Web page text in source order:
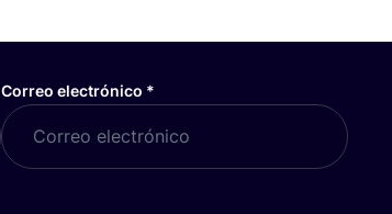
Correo electrónico *